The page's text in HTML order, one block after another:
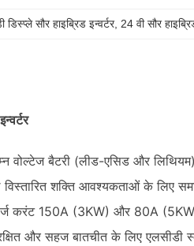
डिस्प्ले सौर हाइब्रिड इन्वर्टर, 24 वी सौर
वोल्टेज बैटरी (लीड-एसिड और
शक्ति आवश्यकताओं के लिए
करंट 150A (3KW) और 80A
और सहज बातचीत के लिए एलसीडी